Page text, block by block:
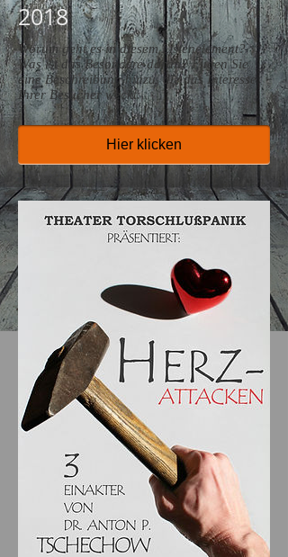
2018
Worum geht es in diesem Listenelement?
Was ist das Besondere daran? Fügen Sie
eine Beschreibung hinzu, die das Interesse
Ihrer Besucher weckt.
Hier klicken